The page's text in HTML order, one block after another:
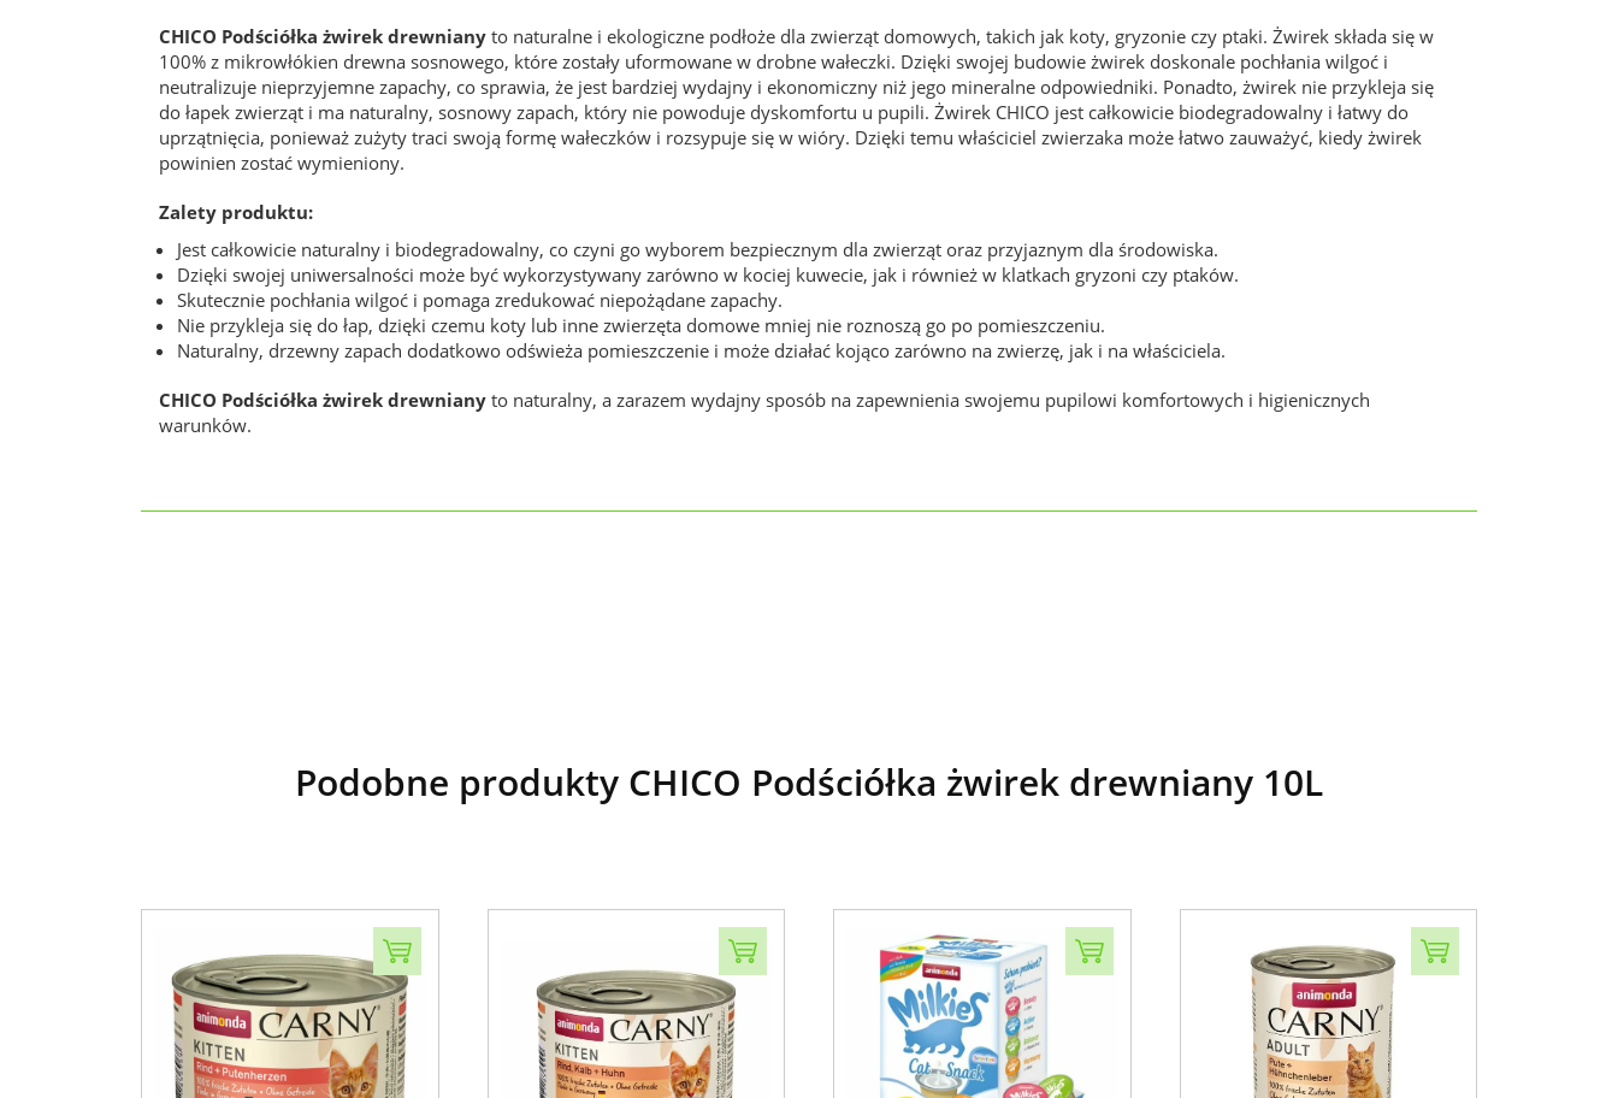
CHICO Podściółka żwirek drewniany to naturalne i ekologiczne podłoże dla zwierząt domowych, takich jak koty, gryzonie czy ptaki. Żwirek składa się w
100% z mikrowłókien drewna sosnowego, które zostały uformowane w drobne wałeczki. Dzięki swojej budowie żwirek doskonale pochłania wilgoć i
neutralizuje nieprzyjemne zapachy, co sprawia, że jest bardziej wydajny i ekonomiczny niż jego mineralne odpowiedniki. Ponadto, żwirek nie przykleja się
do łapek zwierząt i ma naturalny, sosnowy zapach, który nie powoduje dyskomfortu u pupili. Żwirek CHICO jest całkowicie biodegradowalny i łatwy do
uprzątnięcia, ponieważ zużyty traci swoją formę wałeczków i rozsypuje się w wióry. Dzięki temu właściciel zwierzaka może łatwo zauważyć, kiedy żwirek
powinien zostać wymieniony.
Zalety produktu:
Jest całkowicie naturalny i biodegradowalny, co czyni go wyborem bezpiecznym dla zwierząt oraz przyjaznym dla środowiska.
Dzięki swojej uniwersalności może być wykorzystywany zarówno w kociej kuwecie, jak i również w klatkach gryzoni czy ptaków.
Skutecznie pochłania wilgoć i pomaga zredukować niepożądane zapachy.
Nie przykleja się do łap, dzięki czemu koty lub inne zwierzęta domowe mniej nie roznoszą go po pomieszczeniu.
Naturalny, drzewny zapach dodatkowo odświeża pomieszczenie i może działać kojąco zarówno na zwierzę, jak i na właściciela.
CHICO Podściółka żwirek drewniany to naturalny, a zarazem wydajny sposób na zapewnienia swojemu pupilowi komfortowych i higienicznych
warunków.
Podobne produkty CHICO Podściółka żwirek drewniany 10L